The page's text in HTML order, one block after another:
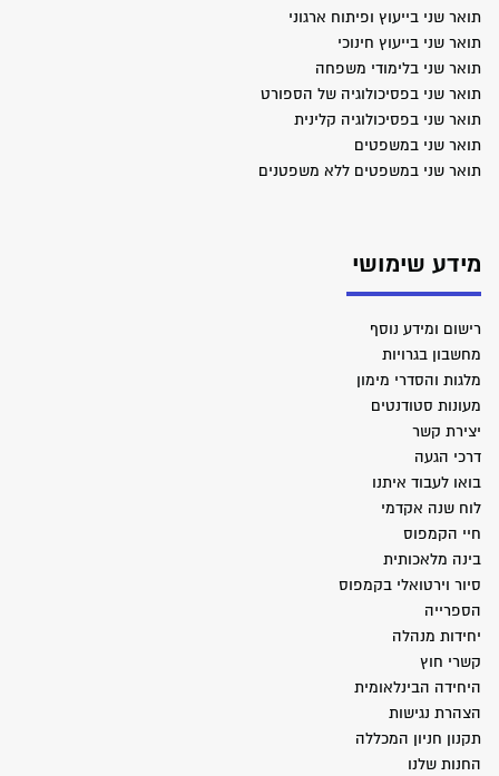
תואר שני בייעוץ ופיתוח ארגוני
תואר שני בייעוץ חינוכי
תואר שני בלימודי משפחה
תואר שני בפסיכולוגיה של הספורט
תואר שני בפסיכולוגיה קלינית
תואר שני במשפטים
תואר שני במשפטים ללא משפטנים
מידע שימושי
רישום ומידע נוסף
מחשבון בגרויות
מלגות והסדרי מימון
מעונות סטודנטים
יצירת קשר
דרכי הגעה
בואו לעבוד איתנו
לוח שנה אקדמי
חיי הקמפוס
בינה מלאכותית
סיור וירטואלי בקמפוס
הספרייה
יחידות מנהלה
קשרי חוץ
היחידה הבינלאומית
הצהרת נגישות
תקנון חניון המכללה
החנות שלנו